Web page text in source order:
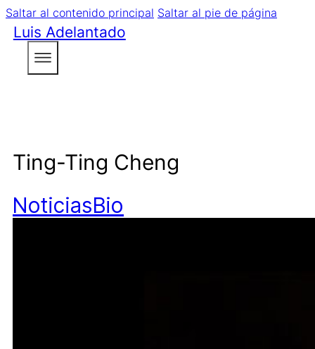
Saltar al contenido principal Saltar al pie de página
Luis Adelantado
Ting-Ting Cheng
NoticiasBio